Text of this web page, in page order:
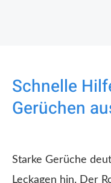
Schnelle
Gerüchen
Starke Gerüche
Leckagen hin. Der